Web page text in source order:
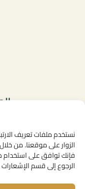
الزوار على موقعنا. من
فإنك توافق على استخدام
الرجوع إلى قسم
سياسة